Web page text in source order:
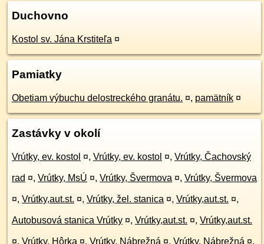
Duchovno
Kostol sv. Jána Krstiteľa ¤
Pamiatky
Obetiam výbuchu delostreckého granátu. ¤, pamätník ¤
Zastávky v okolí
Vrútky, ev. kostol ¤, Vrútky, ev. kostol ¤, Vrútky, Čachovský
rad ¤, Vrútky, MsÚ ¤, Vrútky, Švermova ¤, Vrútky, Švermova
¤, Vrútky,aut.st. ¤, Vrútky, žel. stanica ¤, Vrútky,aut.st. ¤,
Autobusová stanica Vrútky ¤, Vrútky,aut.st. ¤, Vrútky,aut.st.
¤, Vrútky, Hôrka ¤, Vrútky, Nábrežná ¤, Vrútky, Nábrežná ¤,